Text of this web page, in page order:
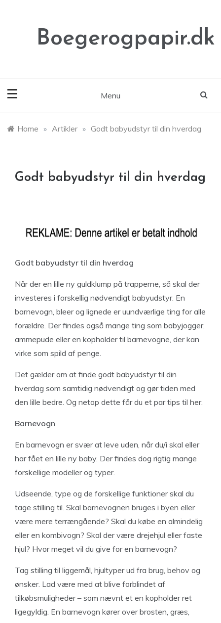
Boegerogpapir.dk
Menu
Home » Artikler » Godt babyudstyr til din hverdag
Godt babyudstyr til din hverdag
Godt babyudstyr til din hverdag
Når der en lille ny guldklump på trapperne, så skal der
investeres i forskellig nødvendigt babyudstyr. En
barnevogn, bleer og lignede er uundværlige ting for alle
forældre. Der findes også mange ting som babyjogger,
ammepude eller en kopholder til barnevogne, der kan
virke som spild af penge.
Det gælder om at finde godt babyudstyr til din
hverdag som samtidig nødvendigt og gør tiden med
den lille bedre. Og netop dette får du et par tips til her.
Barnevogn
En barnevogn er svær at leve uden, når du/i skal eller
har fået en lille ny baby. Der findes dog rigtig mange
forskellige modeller og typer.
Udseende, type og de forskellige funktioner skal du
tage stilling til. Skal barnevognen bruges i byen eller
være mere terrængående? Skal du købe en almindelig
eller en kombivogn? Skal der være drejehjul eller faste
hjul? Hvor meget vil du give for en barnevogn?
Tag stilling til liggemål, hjultyper ud fra brug, behov og
ønsker. Lad være med at blive forblindet af
tilkøbsmuligheder – som nævnt et en kopholder ret
ligegyldig. En barnevogn kører over brosten, græs,